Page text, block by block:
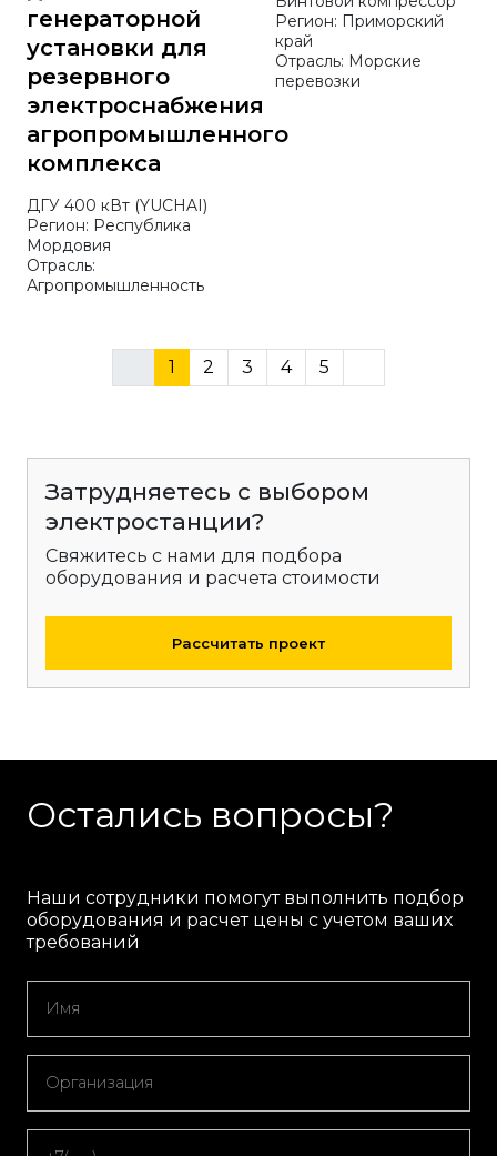
Регион: Приморский
край
Отрасль: Морские
перевозки
генераторной
установки для
резервного
электроснабжения
агропромышленного
комплекса
ДГУ 400 кВт (YUCHAI)
Регион: Республика
Мордовия
Отрасль:
Агропромышленность
1 2 3 4 5
Затрудняетесь с выбором
электростанции?
Свяжитесь с нами для подбора
оборудования и расчета стоимости
Рассчитать проект
Остались вопросы?
Наши сотрудники помогут выполнить подбор
оборудования и расчет цены с учетом ваших
требований